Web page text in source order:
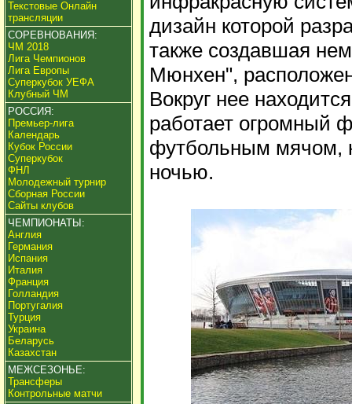
Текстовые Онлайн
трансляции
СОРЕВНОВАНИЯ:
ЧМ 2018
Лига Чемпионов
Лига Европы
Суперкубок УЕФА
Клубный ЧМ
РОССИЯ:
Премьер-лига
Календарь
Кубок России
Суперкубок
ФНЛ
Молодежный турнир
Сборная России
Сайты клубов
ЧЕМПИОНАТЫ:
Англия
Германия
Испания
Италия
Франция
Голландия
Португалия
Турция
Украина
Беларусь
Казахстан
МЕЖСЕЗОНЬЕ:
Трансферы
Контрольные матчи
дизайн которой
также создавшая
Мюнхен",
Вокруг нее
работает огромный
футбольным мячом,
ночью.